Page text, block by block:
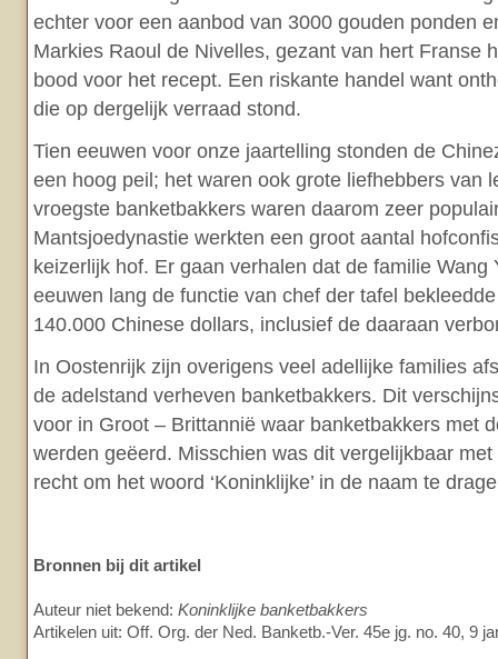
echter voor een aanbod van 3000 gouden ponden
Markies Raoul de Nivelles, gezant van hert Franse
bood voor het recept. Een riskante handel want
die op dergelijk verraad stond.
Tien eeuwen voor onze jaartelling stonden de
een hoog peil; het waren ook grote liefhebbers van
vroegste banketbakkers waren daarom zeer
Mantsjoedynastie werkten een groot aantal
keizerlijk hof. Er gaan verhalen dat de familie Wang
eeuwen lang de functie van chef der tafel
140.000 Chinese dollars, inclusief de daaraan
In Oostenrijk zijn overigens veel adellijke families
de adelstand verheven banketbakkers. Dit
voor in Groot – Brittannië waar banketbakkers met
werden geëerd. Misschien was dit vergelijkbaar
recht om het woord ‘Koninklijke’ in de naam te
Bronnen bij dit artikel
Auteur niet bekend: Koninklijke banketbakkers
Artikelen uit: Off. Org. der Ned. Banketb.-Ver. 45e jg. no. 40, 9